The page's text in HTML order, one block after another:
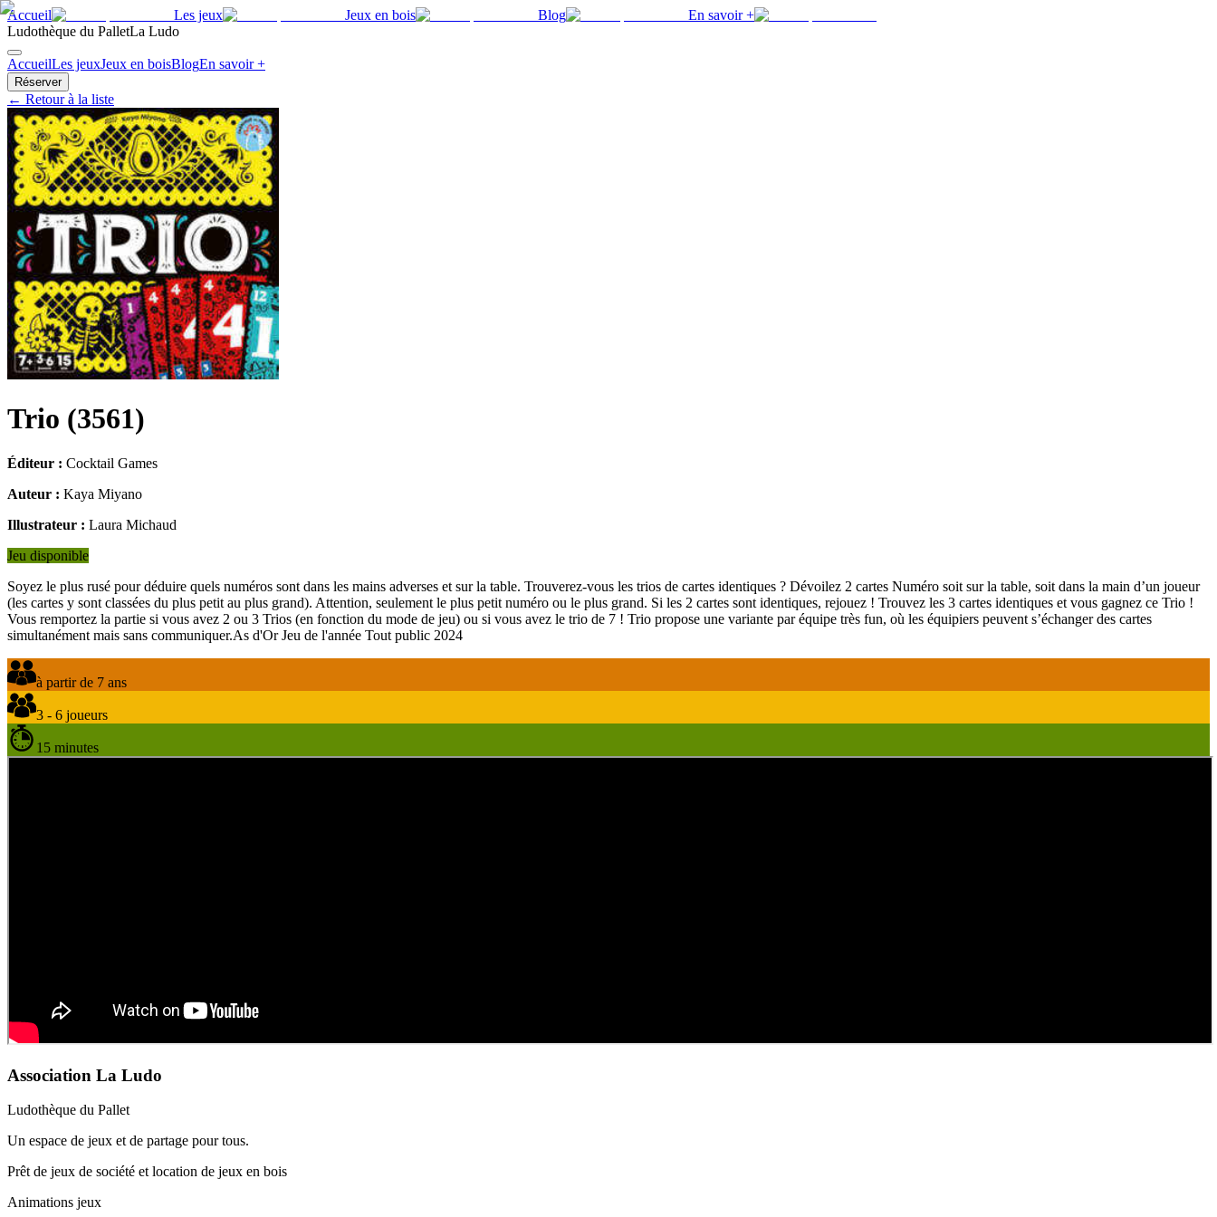
Accueil Les jeux Jeux en bois Blog
En savoir +
Ludothèque du PalletLa Ludo
AccueilLes jeuxJeux en boisBlogEn savoir +
Réserver
← Retour à la liste
Trio (3561)
Éditeur : Cocktail Games
Auteur : Kaya Miyano
Illustrateur : Laura Michaud
Jeu disponible
Soyez le plus rusé pour déduire quels numéros sont dans les mains adverses et sur la table. Trouverez-vous les trios de cartes identiques ? Dévoilez 2 cartes Numéro soit sur la table, soit dans la main d’un joueur
(les cartes y sont classées du plus petit au plus grand). Attention, seulement le plus petit numéro ou le plus grand. Si les 2 cartes sont identiques, rejouez ! Trouvez les 3 cartes identiques et vous gagnez ce Trio !
Vous remportez la partie si vous avez 2 ou 3 Trios (en fonction du mode de jeu) ou si vous avez le trio de 7 ! Trio propose une variante par équipe très fun, où les équipiers peuvent s’échanger des cartes
simultanément mais sans communiquer.As d'Or Jeu de l'année Tout public 2024
à partir de 7 ans
3 - 6 joueurs
15 minutes
Association La Ludo
Ludothèque du Pallet
Un espace de jeux et de partage pour tous.
Prêt de jeux de société et location de jeux en bois
Animations jeux